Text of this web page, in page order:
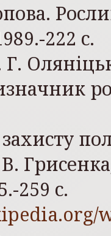
222 с.
259 с.